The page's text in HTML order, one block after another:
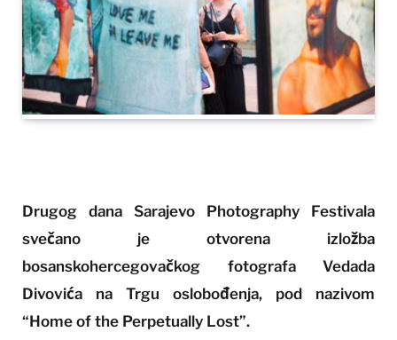
Drugog dana Sarajevo Photography Festivala
svečano je otvorena izložba
bosanskohercegovačkog fotografa Vedada
Divovića na Trgu oslobođenja, pod nazivom
“Home of the Perpetually Lost”.